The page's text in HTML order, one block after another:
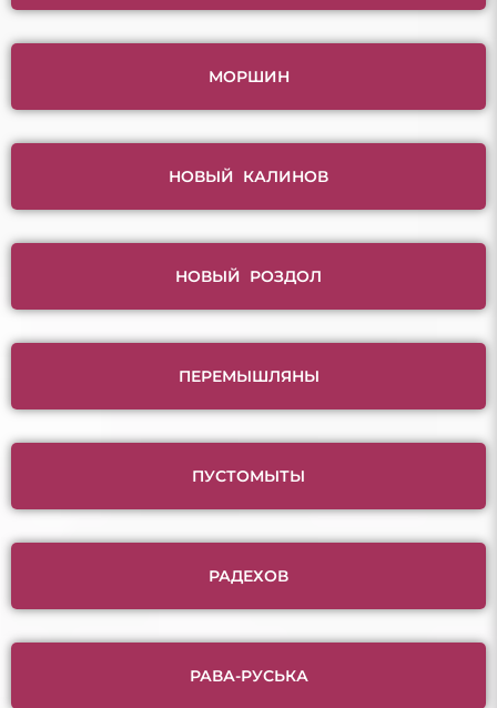
МОРШИН
НОВЫЙ КАЛИНОВ
НОВЫЙ РОЗДОЛ
ПЕРЕМЫШЛЯНЫ
ПУСТОМЫТЫ
РАДЕХОВ
РАВА-РУСЬКА